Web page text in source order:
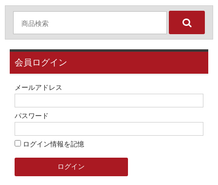
会員ログイン
メールアドレス
パスワード
ログイン情報を記憶